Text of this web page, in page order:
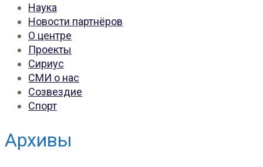
Наука
Новости партнёров
О центре
Проекты
Сириус
СМИ о нас
Созвездие
Спорт
Архивы